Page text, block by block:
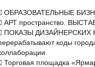
ОБРАЗОВАТЕЛЬНЫЕ
АРТ пространство.
ПОКАЗЫ ДИЗАЙНЕРСКИХ
коды
Торговая площадка